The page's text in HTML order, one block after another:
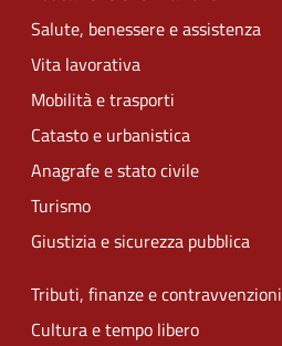
Salute, benessere e assistenza
Vita lavorativa
Mobilità e trasporti
Catasto e urbanistica
Anagrafe e stato civile
Turismo
Giustizia e sicurezza pubblica
Tributi, finanze e contravvenzioni
Cultura e tempo libero